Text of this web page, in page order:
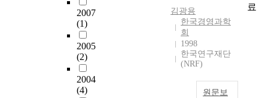
2007
(1)
2005
(2)
2004
(4)
김광용
한국경영과학
회
1998
한국연구재단
(NRF)
원문보
료